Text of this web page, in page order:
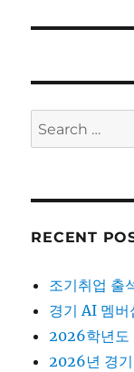
Search
for:
RECENT
조기취업 출
경기 AI 멤버
2026학년도
2026년 경